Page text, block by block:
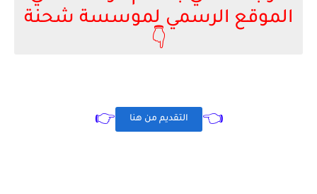
الموقع الرسمي لموسسة شحنة
👇
👈 التقديم من هنا 👉